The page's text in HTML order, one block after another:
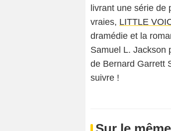
livrant une série
vraies, LITTLE
dramédie et la
Samuel L. Jackson
de Bernard Garrett
suivre !